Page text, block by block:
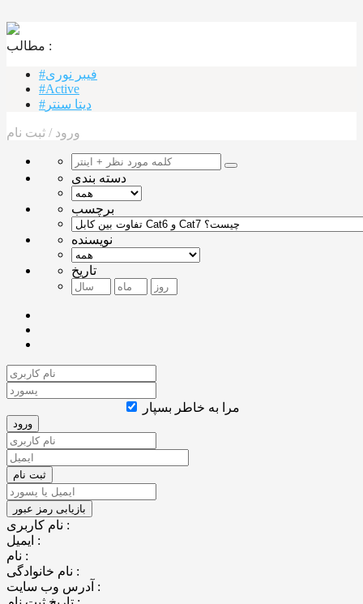
مطالب :‌ ‌‌
#فیبر نوری
#Active
#دیتا سنتر
ورود / ثبت نام
دسته بندی
برچسب
نویسنده
تاریخ
مرا به خاطر بسپار
نام کاربری :
ایمیل :
نام :
نام خانوادگی :
آدرس وب سایت :